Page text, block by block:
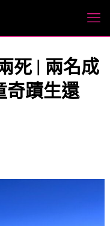
死 | 兩名成
奇蹟生還